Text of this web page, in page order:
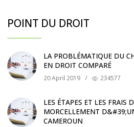
POINT DU DROIT
LA PROBLÉMATIQUE DU
EN DROIT COMPARÉ
20 April 2019 / 234577
LES ÉTAPES ET LES FRAIS
MORCELLEMENT
CAMEROUN